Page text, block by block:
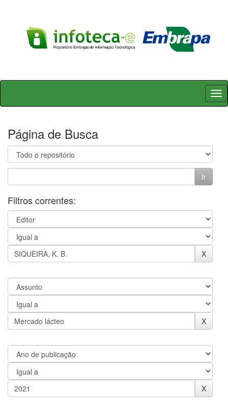
Skip
Página de Busca
Filtros correntes: